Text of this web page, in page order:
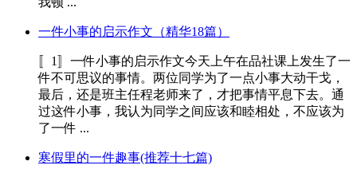
一件小事的启示作文（精华18篇）
〚1〛一件小事的启示作文今天上午在品社课上发生了一
件不可思议的事情。两位同学为了一点小事大动干戈，
最后，还是班主任程老师来了，才把事情平息下去。通
过这件小事，我认为同学之间应该和睦相处，不应该为
了一件 ...
寒假里的一件趣事(推荐十七篇)